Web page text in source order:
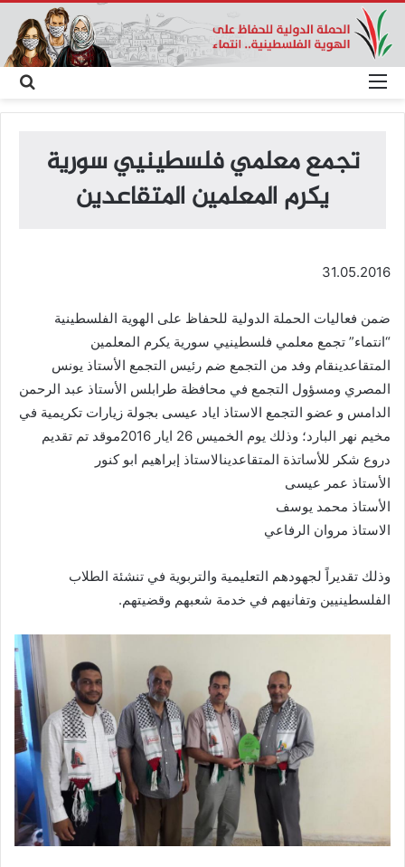
عن
القائمة
تجمع معلمي فلسطينيي سورية
يكرم المعلمين المتقاعدين
31.05.2016
ضمن فعاليات الحملة الدولية للحفاظ على الهوية الفلسطينية
“انتماء” تجمع معلمي فلسطينيي سورية يكرم المعلمين
المتقاعدينقام وفد من التجمع ضم رئيس التجمع الأستاذ يونس
المصري ومسؤول التجمع في محافظة طرابلس الأستاذ عبد الرحمن
الدامس و عضو التجمع الاستاذ اياد عيسى بجولة زيارات تكريمية في
مخيم نهر البارد؛ وذلك يوم الخميس 26 ايار 2016موقد تم تقديم
دروع شكر للأساتذة المتقاعدينالاستاذ إبراهيم ابو كنور
الأستاذ عمر عيسى
الأستاذ محمد يوسف
الاستاذ مروان الرفاعي
وذلك تقديراً لجهودهم التعليمية والتربوية في تنشئة الطلاب
الفلسطينيين وتفانيهم في خدمة شعبهم وقضيتهم.